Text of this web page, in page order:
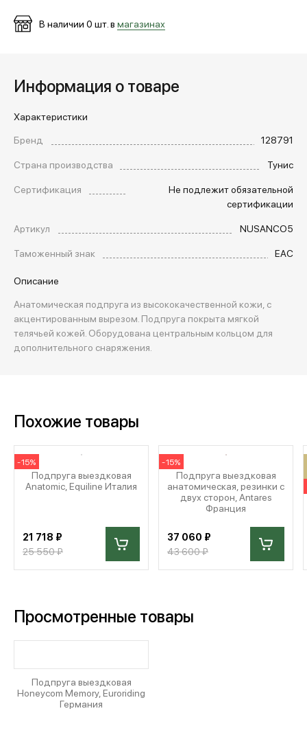
В наличии 0 шт. в магазинах
Информация о товаре
Характеристики
Бренд
128791
Страна производства
Тунис
Сертификация
Не подлежит обязательной
сертификации
Артикул
NUSANCO5
Таможенный знак
EAC
Описание
Анатомическая подпруга из высококачественной кожи, с
акцентированным вырезом. Подпруга покрыта мягкой
телячьей кожей. Оборудована центральным кольцом для
дополнительного снаряжения.
Похожие товары
-15%
Подпруга выездковая
Anatomic, Equiline Италия
21 718 ₽
25 550 ₽
-15%
Подпруга выездковая
анатомическая, резинки с
двух сторон, Antares
Франция
37 060 ₽
43 600 ₽
Просмотренные товары
Подпруга выездковая
Honeycom Memory, Euroriding
Германия